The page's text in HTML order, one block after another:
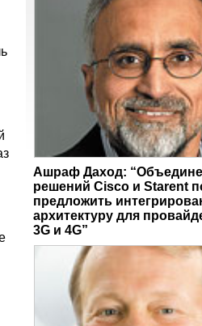
Ашраф Даход:
решений Cisco и Starent
предложить
архитектуру для
3G и 4G”